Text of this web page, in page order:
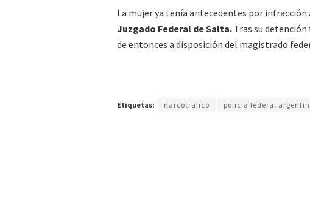
La mujer ya tenía antecedentes por infracción
Juzgado Federal de Salta. Tras su
de entonces a disposición del magistrado
Etiquetas: narcotrafico policia federal